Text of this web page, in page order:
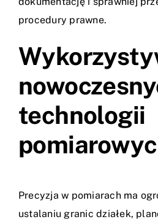
procedury prawne.
technologii
Precyzja w pomiarach ma
ustalaniu granic działek,